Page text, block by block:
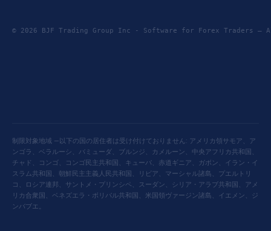
© 2026 BJF Trading Group Inc - Software for Forex
制限対象地域 —以下の国の居住者は受け付けておりません: アメリカ領サモア、ア
ンゴラ、ベラルーシ、バミューダ、ブルンジ、カメルーン、中央アフリカ共和国、
チャド、コンゴ、コンゴ民主共和国、キューバ、赤道ギニア、ガボン、イラン・イ
スラム共和国、朝鮮民主主義人民共和国、リビア、マーシャル諸島、プエルトリ
コ、ロシア連邦、サントメ・プリンシペ、スーダン、シリア・アラブ共和国、アメ
リカ合衆国、ベネズエラ・ボリバル共和国、米国領ヴァージン諸島、イエメン、ジ
ンバブエ。